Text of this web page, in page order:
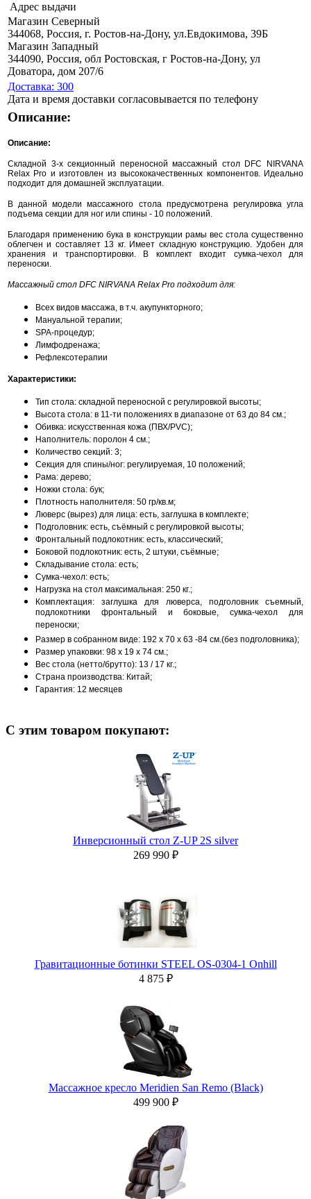
Адрес выдачи
Магазин Северный
344068, Россия, г. Ростов-на-Дону, ул.Евдокимова, 39Б
Магазин Западный
344090, Россия, обл Ростовская, г Ростов-на-Дону, ул
Доватора, дом 207/6
Доставка: 300
Дата и время доставки согласовывается по телефону
Описание:
Описание:
Складной 3-х секционный переносной массажный стол DFC NIRVANA
Relax Pro и изготовлен из высококачественных компонентов. Идеально
подходит для домашней эксплуатации.
В данной модели массажного стола предусмотрена регулировка угла
подъема секции для ног или спины - 10 положений.
Благодаря применению бука в конструкции рамы вес стола существенно
облегчен и составляет 13 кг. Имеет складную конструкцию. Удобен для
хранения и транспортировки. В комплект входит сумка-чехол для
переноски.
Массажный стол DFC NIRVANA Relax Pro подходит для:
Всех видов массажа, в т.ч. акупункторного;
Мануальной терапии;
SPA-процедур;
Лимфодренажа;
Рефлексотерапии
Характеристики:
Тип стола: складной переносной с регулировкой высоты;
Высота стола: в 11-ти положениях в диапазоне от 63 до 84 см.;
Обивка: искусственная кожа (ПВХ/PVC);
Наполнитель: поролон 4 см.;
Количество секций: 3;
Секция для спины/ног: регулируемая, 10 положений;
Рама: дерево;
Ножки стола: бук;
Плотность наполнителя: 50 гр/кв.м;
Люверс (вырез) для лица: есть, заглушка в комплекте;
Подголовник: есть, съёмный с регулировкой высоты;
Фронтальный подлокотник: есть, классический;
Боковой подлокотник: есть, 2 штуки, съёмные;
Складывание стола: есть;
Сумка-чехол: есть;
Нагрузка на стол максимальная: 250 кг.;
Комплектация: заглушка для люверса, подголовник съемный,
подлокотники фронтальный и боковые, сумка-чехол для
переноски;
Размер в собранном виде: 192 х 70 х 63 -84 см.(без подголовника);
Размер упаковки: 98 х 19 х 74 см.;
Вес стола (нетто/брутто): 13 / 17 кг.;
Страна производства: Китай;
Гарантия: 12 месяцев
С этим товаром покупают:
Инверсионный стол Z-UP 2S silver
269 990 ₽
Гравитационные ботинки STEEL OS-0304-1 Onhill
4 875 ₽
Массажное кресло Meridien San Remo (Black)
499 900 ₽